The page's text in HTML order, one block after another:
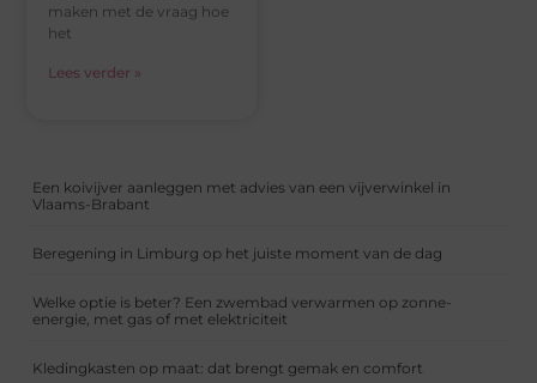
maken met de vraag hoe
het
Lees verder »
Een koivijver aanleggen met advies van een vijverwinkel in
Vlaams-Brabant
Beregening in Limburg op het juiste moment van de dag
Welke optie is beter? Een zwembad verwarmen op zonne-
energie, met gas of met elektriciteit
Kledingkasten op maat: dat brengt gemak en comfort